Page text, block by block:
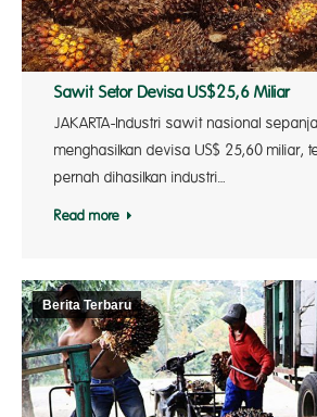
Sawit Setor Devisa US$25,6 Miliar
JAKARTA-Industri sawit nasional
menghasilkan devisa US$ 25,60 miliar,
pernah dihasilkan industri…
Read more
Berita Terbaru